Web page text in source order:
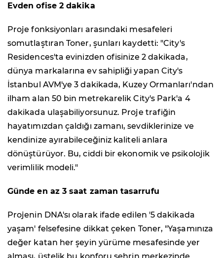
Evden ofise 2 dakika
Proje fonksiyonları arasındaki mesafeleri
somutlaştıran Toner, şunları kaydetti: "City's
Residences'ta evinizden ofisinize 2 dakikada,
dünya markalarına ev sahipliği yapan City's
İstanbul AVM'ye 3 dakikada, Kuzey Ormanları'ndan
ilham alan 50 bin metrekarelik City's Park'a 4
dakikada ulaşabiliyorsunuz. Proje trafiğin
hayatımızdan çaldığı zamanı, sevdiklerinize ve
kendinize ayırabileceğiniz kaliteli anlara
dönüştürüyor. Bu, ciddi bir ekonomik ve psikolojik
verimlilik modeli."
Günde en az 3 saat zaman tasarrufu
Projenin DNA'sı olarak ifade edilen '5 dakikada
yaşam' felsefesine dikkat çeken Toner, "Yaşamınıza
değer katan her şeyin yürüme mesafesinde yer